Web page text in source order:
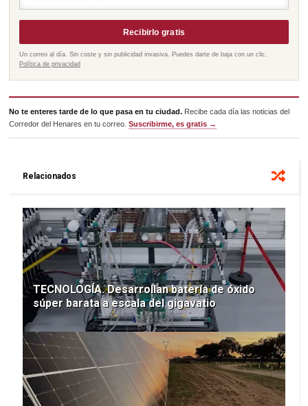
Recibirlo gratis
Un correo al día. Sin coste y sin publicidad invasiva. Puedes darte de baja con un clic.
Política de privacidad
No te enteres tarde de lo que pasa en tu ciudad. Recibe cada día las noticias del
Corredor del Henares en tu correo.Suscribirme, es gratis →
Relacionados
TECNOLOGÍA. Desarrollan batería de óxido
súper barata a escala del gigavatio